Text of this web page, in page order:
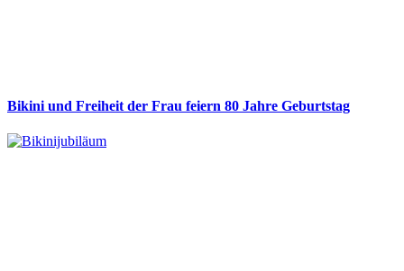
Bikini und Freiheit der Frau feiern 80 Jahre Geburtstag